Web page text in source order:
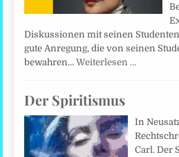
Diskussionen mit seinen
gute Anregung, die von seinen
bewahren…Weiterlesen …
Der Spiritismus
In
Carl. Der